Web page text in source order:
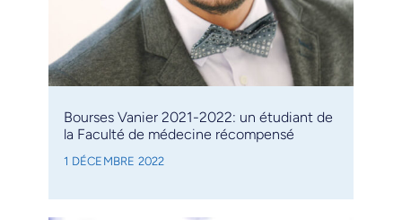
Bourses Vanier 2021-2022: un étudiant de
la Faculté de médecine récompensé
1 DÉCEMBRE 2022